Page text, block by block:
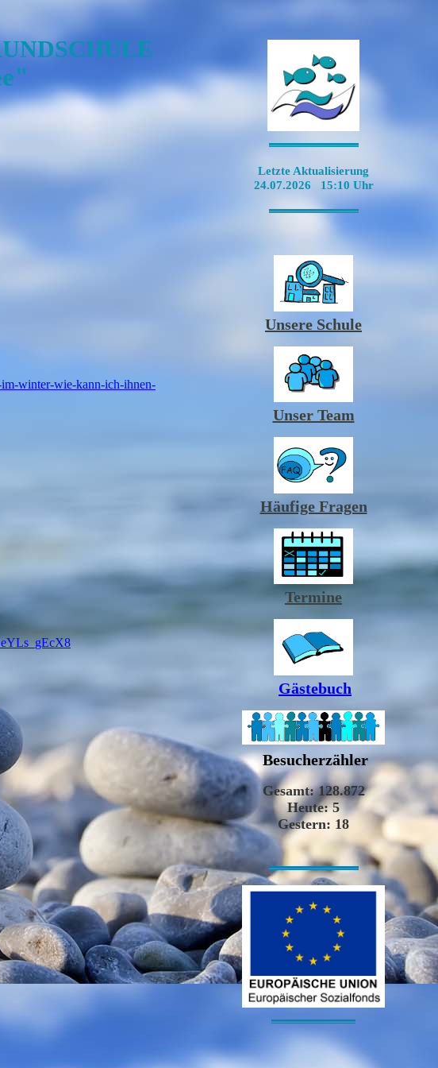
im-winter-wie-kann-ich-ihnen-
-----------------------------------------------------------------------------------------------------------------
Letzte Aktualisierung
24.07.2026 15:10 Uhr
-----------------------------------------------------------------------------------------------------------------
Unsere Schule
Unser Team
Häufige Fragen
Termine
Gästebuch
Besucherzähler
-----------------------------------------------------------------------------------------------------------------
----------------------------------------------------------------------------------------------------------